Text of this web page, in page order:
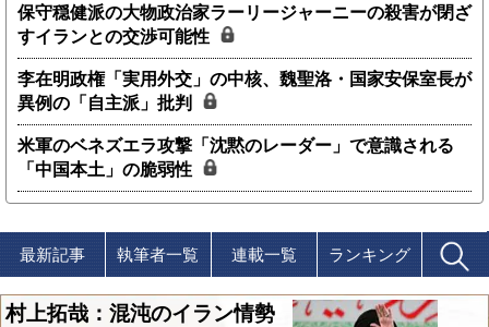
保守穏健派の大物政治家ラーリージャーニーの殺害が閉ざ
すイランとの交渉可能性
李在明政権「実用外交」の中核、魏聖洛・国家安保室長が
異例の「自主派」批判
米軍のベネズエラ攻撃「沈黙のレーダー」で意識される
「中国本土」の脆弱性
最新記事 執筆者一覧 連載一覧 ランキング
村上拓哉：混沌のイラン情勢